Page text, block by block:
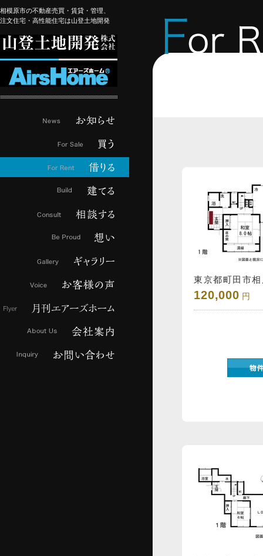
相模原市の不動産売買・賃貸・管理、
注文住宅・高性能住宅は山登土地開発
東京都町田市
120,000 円